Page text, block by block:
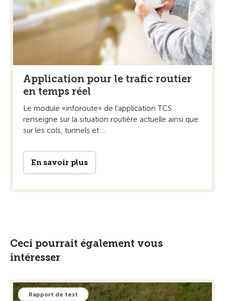
Application pour le trafic routier
en temps réel
Le module «inforoute» de l'application TCS
renseigne sur la situation routière actuelle ainsi que
sur les cols, tunnels et ...
En savoir plus
Ceci pourrait également vous
intéresser
Rapport de test